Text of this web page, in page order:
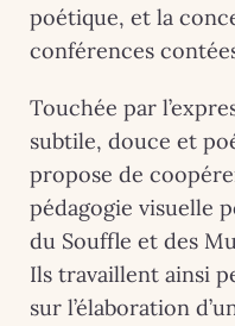
poétique, et la
conférences
Touchée par
subtile, douce et
propose de
pédagogie visuelle
du Souffle et des
Ils travaillent ainsi
sur l’élaboration